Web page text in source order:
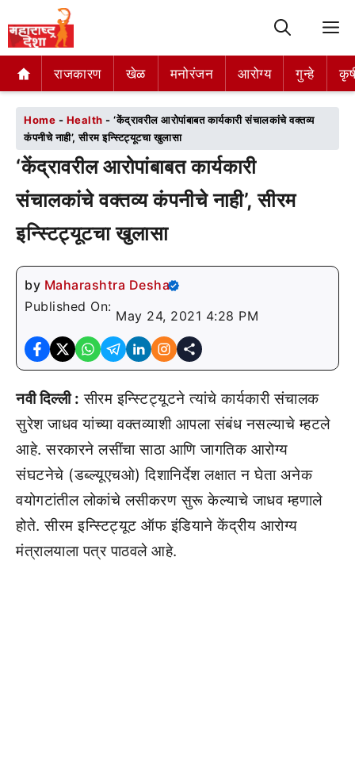
राजकारण खेळ मनोरंजन आरोग्य गुन्हे
राजकारण खेळ मनोरंजन आरोग्य गुन्हे
Home - Health - ‘केंद्रावरील आरोपांबाबत कार्यकारी संचालकांचे वक्तव्य
कंपनीचे नाही’, सीरम इन्स्टिट्यूटचा खुलासा
‘केंद्रावरील आरोपांबाबत कार्यकारी
संचालकांचे वक्तव्य कंपनीचे नाही’, सीरम
इन्स्टिट्यूटचा खुलासा
by Maharashtra Desha
Published On:
May 24, 2021 4:28 PM
नवी दिल्ली : सीरम इन्स्टिट्यूटने त्यांचे कार्यकारी संचालक
सुरेश जाधव यांच्या वक्तव्याशी आपला संबंध नसल्याचे म्हटले
आहे. सरकारने लसींचा साठा आणि जागतिक आरोग्य
संघटनेचे (डब्ल्यूएचओ) दिशानिर्देश लक्षात न घेता अनेक
वयोगटांतील लोकांचे लसीकरण सुरू केल्याचे जाधव म्हणाले
होते. सीरम इन्स्टिट्यूट ऑफ इंडियाने केंद्रीय आरोग्य
मंत्रालयाला पत्र पाठवले आहे.